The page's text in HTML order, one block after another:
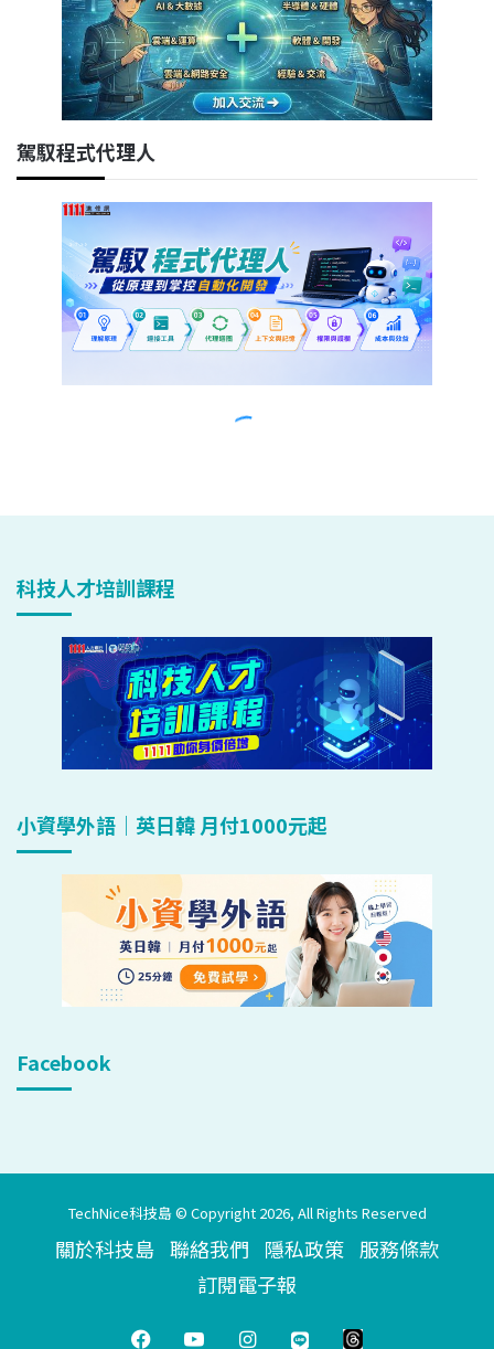
科技人才培訓課程
小資學外語｜英日韓 月付1000元起
Facebook
TechNice科技島 © Copyright 2026, All Rights Reserved
關於科技島 聯絡我們 隱私政策 服務條款
訂閱電子報